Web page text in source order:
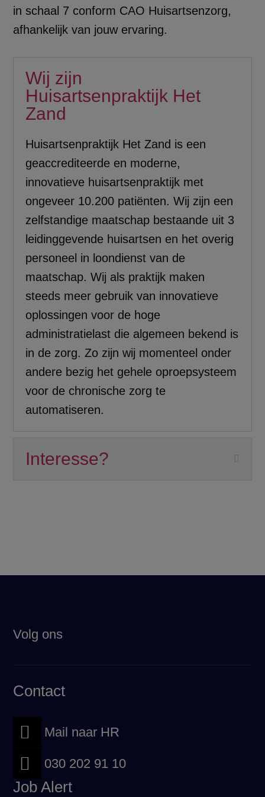
in schaal 7 conform CAO Huisartsenzorg,
afhankelijk van jouw ervaring.
Wij zijn
Huisartsenpraktijk Het
Zand
Huisartsenpraktijk Het Zand is een
geaccrediteerde en moderne,
innovatieve huisartsenpraktijk met
ongeveer 10.200 patiënten. Wij zijn een
zelfstandige maatschap bestaande uit 3
leidinggevende huisartsen en het overig
personeel in loondienst van de
maatschap. Wij als praktijk maken
steeds meer gebruik van innovatieve
oplossingen voor de hoge
administratielast die algemeen bekend is
in de zorg. Zo zijn wij momenteel onder
andere bezig het gehele oproepsysteem
voor de chronische zorg te
automatiseren.
Interesse?
Volg ons
Contact
 Mail naar HR
 030 202 91 10
Job Alert